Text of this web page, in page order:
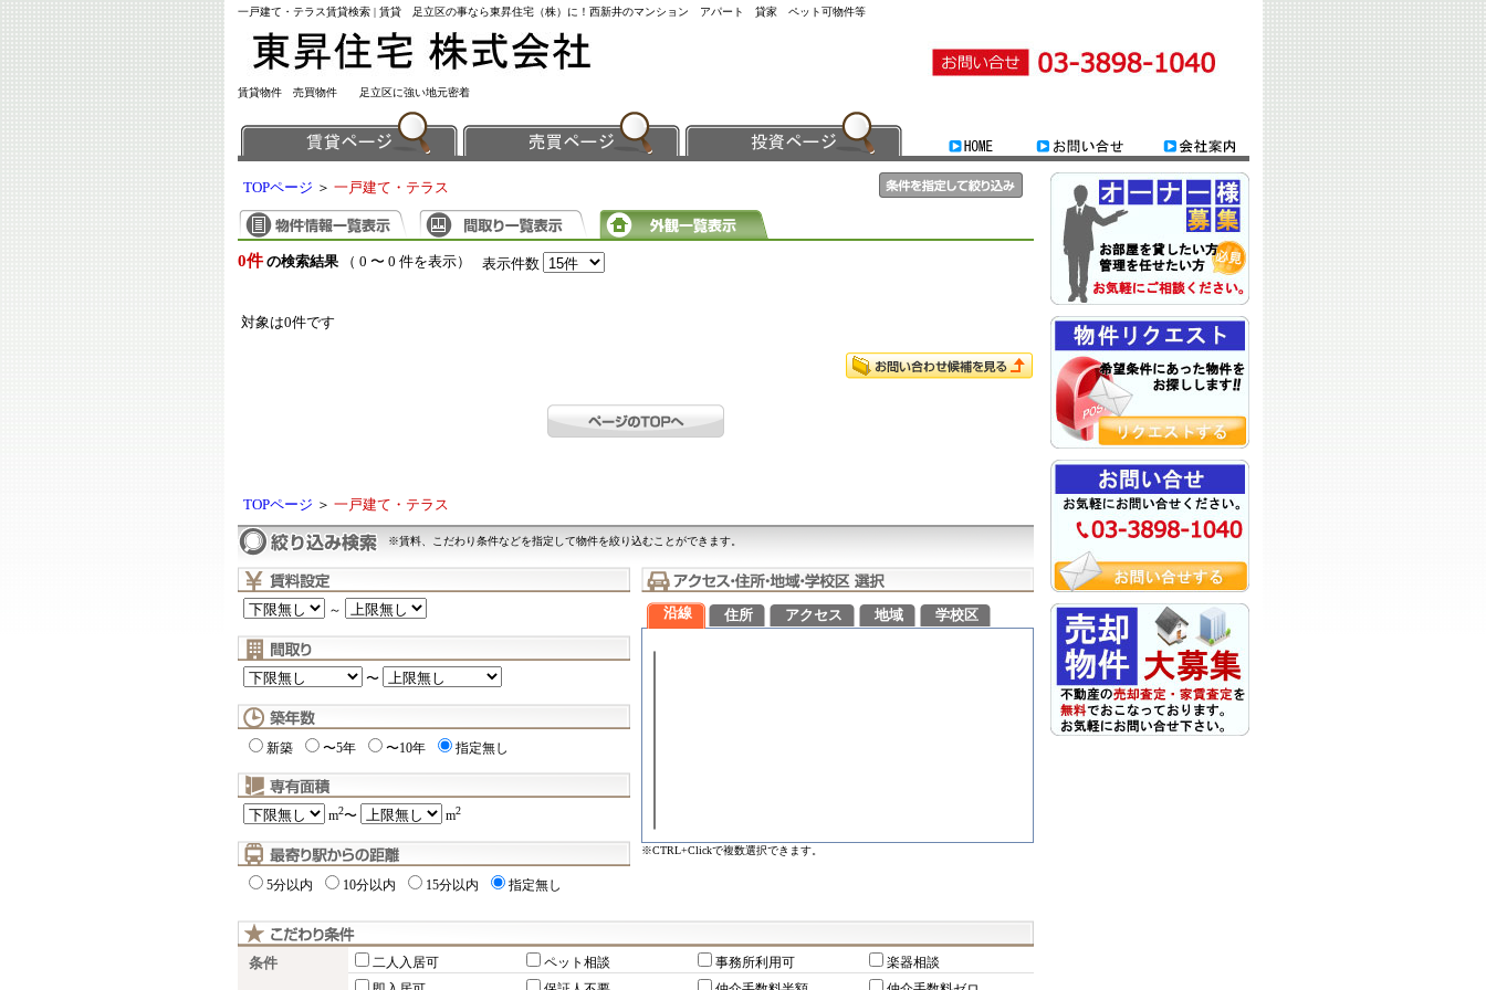
一戸建て・テラス賃貸検索 | 賃貸 足立区の事なら東昇住宅（株）に！西新井のマンション アパート 貸家 ペット可物件等
賃貸物件 売買物件 足立区に強い地元密着
TOPページ ＞ 一戸建て・テラス
0件 の検索結果（ 0 〜 0 件を表示） 表示件数
対象は0件です
TOPページ ＞ 一戸建て・テラス
※賃料、こだわり条件などを指定して物件を絞り込むことができます。
～
〜
新築 〜5年 〜10年 指定無し
m2〜 m2
5分以内 10分以内 15分以内 指定無し
沿線 住所 アクセス 地域 学校区
※CTRL+Clickで複数選択できます。
条件 二人入居可 ペット相談 事務所利用可
楽器相談